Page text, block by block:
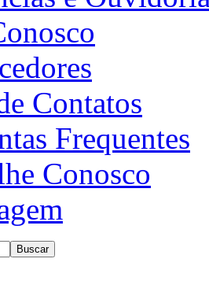
Contatos
Frequentes
Conosco